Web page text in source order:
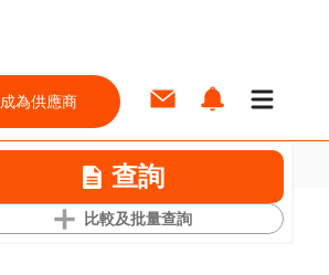
成為供應商
查詢
比較及批量查詢